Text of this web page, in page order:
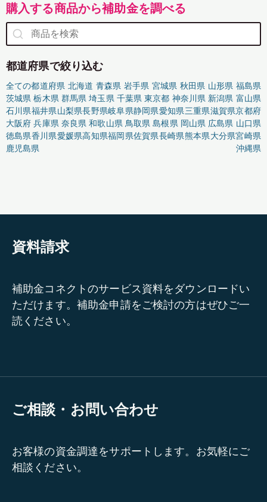
購入する商品から補助金を調べる
都道府県で絞り込む
全ての都道府県 北海道 青森県 岩手県 宮城県 秋田県 山形県 福島県
茨城県 栃木県 群馬県 埼玉県 千葉県 東京都 神奈川県 新潟県 富山県
石川県福井県山梨県長野県岐阜県静岡県愛知県三重県滋賀県京都府
大阪府 兵庫県 奈良県 和歌山県 鳥取県 島根県 岡山県 広島県 山口県
徳島県香川県愛媛県高知県福岡県佐賀県長崎県熊本県大分県宮崎県
鹿児島県
沖縄県
資料請求
補助金コネクトのサービス資料をダウンロードい
ただけます。補助金申請をご検討の方はぜひご一
読ください。
ご相談・お問い合わせ
お客様の資金調達をサポートします。お気軽にご
相談ください。